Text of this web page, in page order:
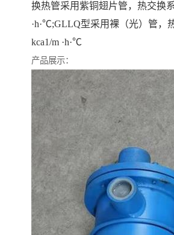
换热管采用紫铜翅片管，热交换
·h·℃;GLLQ型采用裸（光）管，
kca1/m ·h·℃
产品展示：